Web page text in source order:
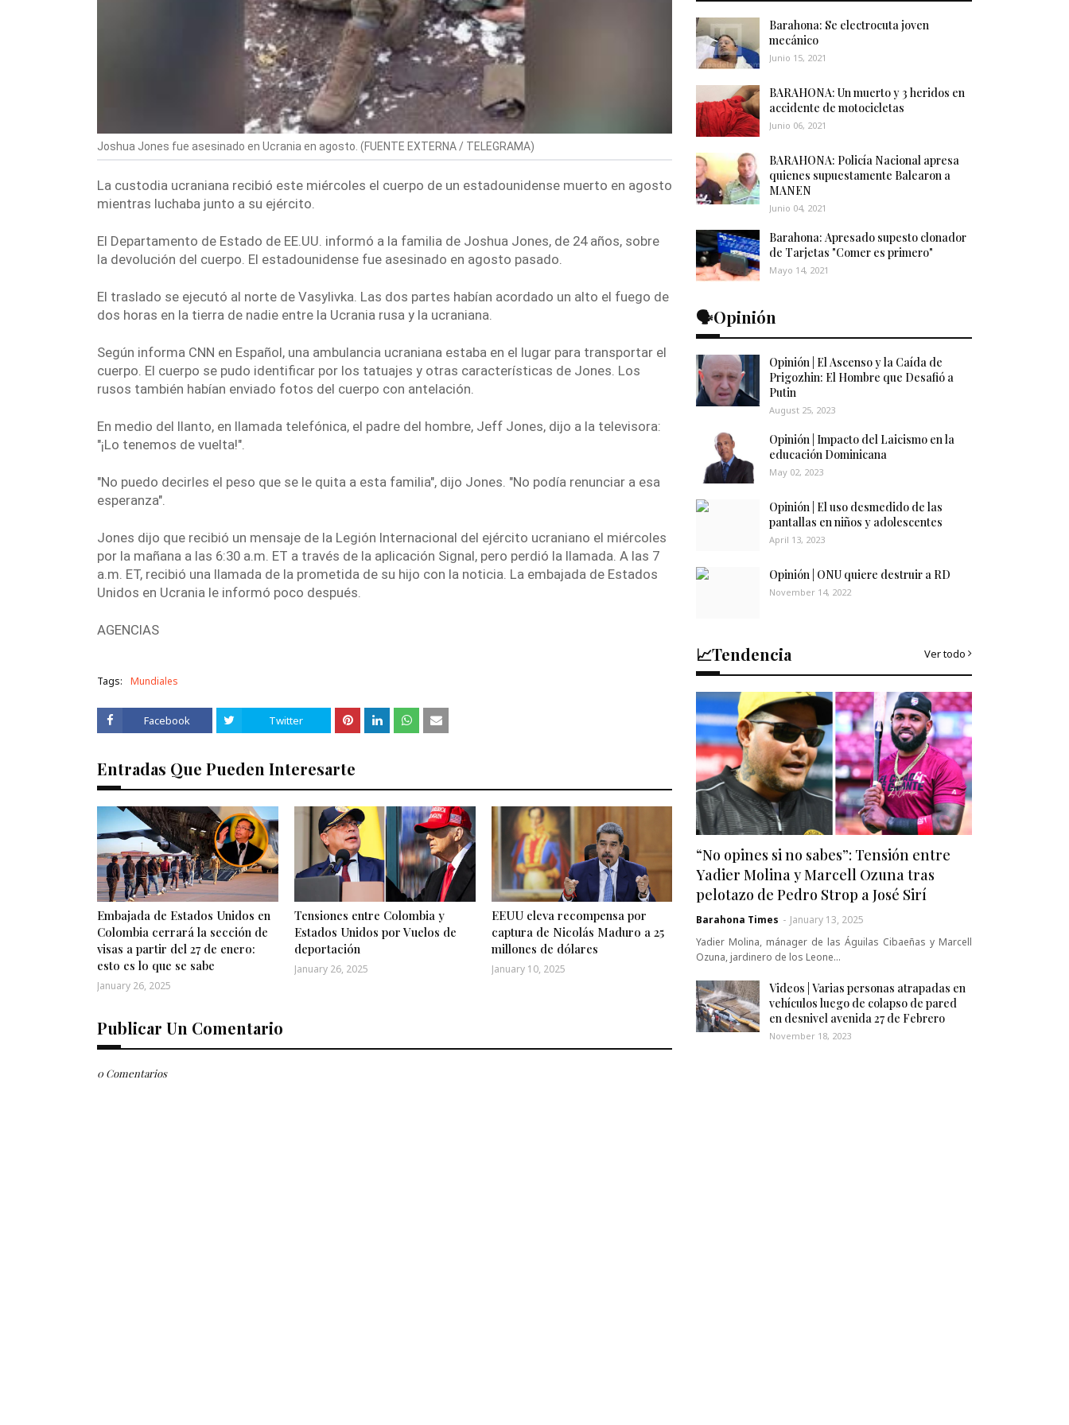
Joshua Jones fue asesinado en Ucrania en agosto. (FUENTE EXTERNA / TELEGRAMA)
La custodia ucraniana recibió este miércoles el cuerpo de un estadounidense muerto en agosto
mientras luchaba junto a su ejército.
El Departamento de Estado de EE.UU. informó a la familia de Joshua Jones, de 24 años, sobre
la devolución del cuerpo. El estadounidense fue asesinado en agosto pasado.
El traslado se ejecutó al norte de Vasylivka. Las dos partes habían acordado un alto el fuego de
dos horas en la tierra de nadie entre la Ucrania rusa y la ucraniana.
Según informa CNN en Español, una ambulancia ucraniana estaba en el lugar para transportar el
cuerpo. El cuerpo se pudo identificar por los tatuajes y otras características de Jones. Los
rusos también habían enviado fotos del cuerpo con antelación.
En medio del llanto, en llamada telefónica, el padre del hombre, Jeff Jones, dijo a la televisora:
"¡Lo tenemos de vuelta!".
"No puedo decirles el peso que se le quita a esta familia", dijo Jones. "No podía renunciar a esa
esperanza".
Jones dijo que recibió un mensaje de la Legión Internacional del ejército ucraniano el miércoles
por la mañana a las 6:30 a.m. ET a través de la aplicación Signal, pero perdió la llamada. A las 7
a.m. ET, recibió una llamada de la prometida de su hijo con la noticia. La embajada de Estados
Unidos en Ucrania le informó poco después.
AGENCIAS
Tags: Mundiales
Facebook Twitter
Entradas Que Pueden Interesarte
Embajada de Estados Unidos en
Colombia cerrará la sección de
visas a partir del 27 de enero:
esto es lo que se sabe
January 26, 2025
Tensiones entre Colombia y
Estados Unidos por Vuelos de
deportación
January 26, 2025
EEUU eleva recompensa por
captura de Nicolás Maduro a 25
millones de dólares
January 10, 2025
Publicar Un Comentario
0 Comentarios
Barahona: Se electrocuta joven
mecánico
Junio 15, 2021
BARAHONA: Un muerto y 3 heridos en
accidente de motocicletas
Junio 06, 2021
BARAHONA: Policía Nacional apresa
quienes supuestamente Balearon a
MANEN
Junio 04, 2021
Barahona: Apresado supesto clonador
de Tarjetas "Comer es primero"
Mayo 14, 2021
🗣️Opinión
Opinión | El Ascenso y la Caída de
Prigozhin: El Hombre que Desafió a
Putin
August 25, 2023
Opinión | Impacto del Laicismo en la
educación Dominicana
May 02, 2023
Opinión | El uso desmedido de las
pantallas en niños y adolescentes
April 13, 2023
Opinión | ONU quiere destruir a RD
November 14, 2022
📈Tendencia Ver todo
“No opines si no sabes”: Tensión entre
Yadier Molina y Marcell Ozuna tras
pelotazo de Pedro Strop a José Sirí
Barahona Times - January 13, 2025
Yadier Molina, mánager de las Águilas Cibaeñas y Marcell
Ozuna, jardinero de los Leone…
Videos | Varias personas atrapadas en
vehículos luego de colapso de pared
en desnivel avenida 27 de Febrero
November 18, 2023